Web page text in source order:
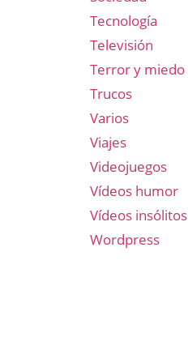
Tecnología
Televisión
Terror y miedo
Trucos
Varios
Viajes
Videojuegos
Vídeos humor
Vídeos insólitos
Wordpress